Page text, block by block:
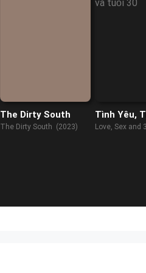
The Dirty South
The Dirty South (2023)
Tình Yêu,
Và Tuổi 30
Love, Sex and